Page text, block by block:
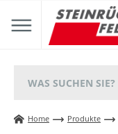
Home Produkte